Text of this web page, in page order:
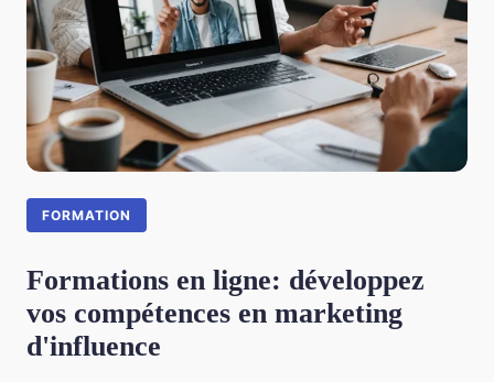
FORMATION
Formations en ligne: développez
vos compétences en marketing
d'influence